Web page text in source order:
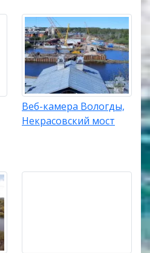
Веб-камера Вологды,
Некрасовский мост